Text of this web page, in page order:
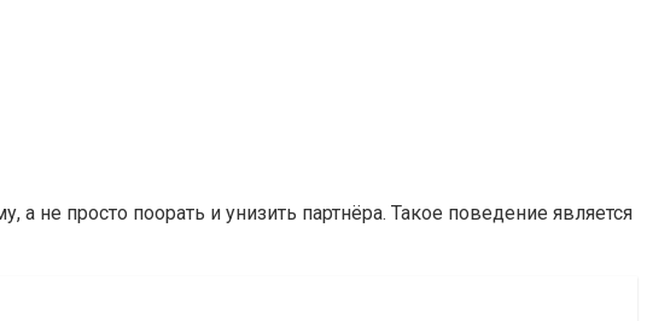
не просто поорать и унизить партнёра. Такое поведение является